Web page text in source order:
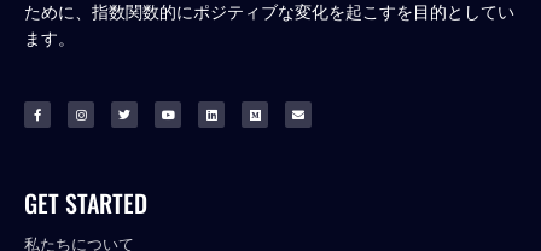
ために、指数関数的にポジティブな変化を起こすを目的としてい
ます。
GET STARTED
私たちについて